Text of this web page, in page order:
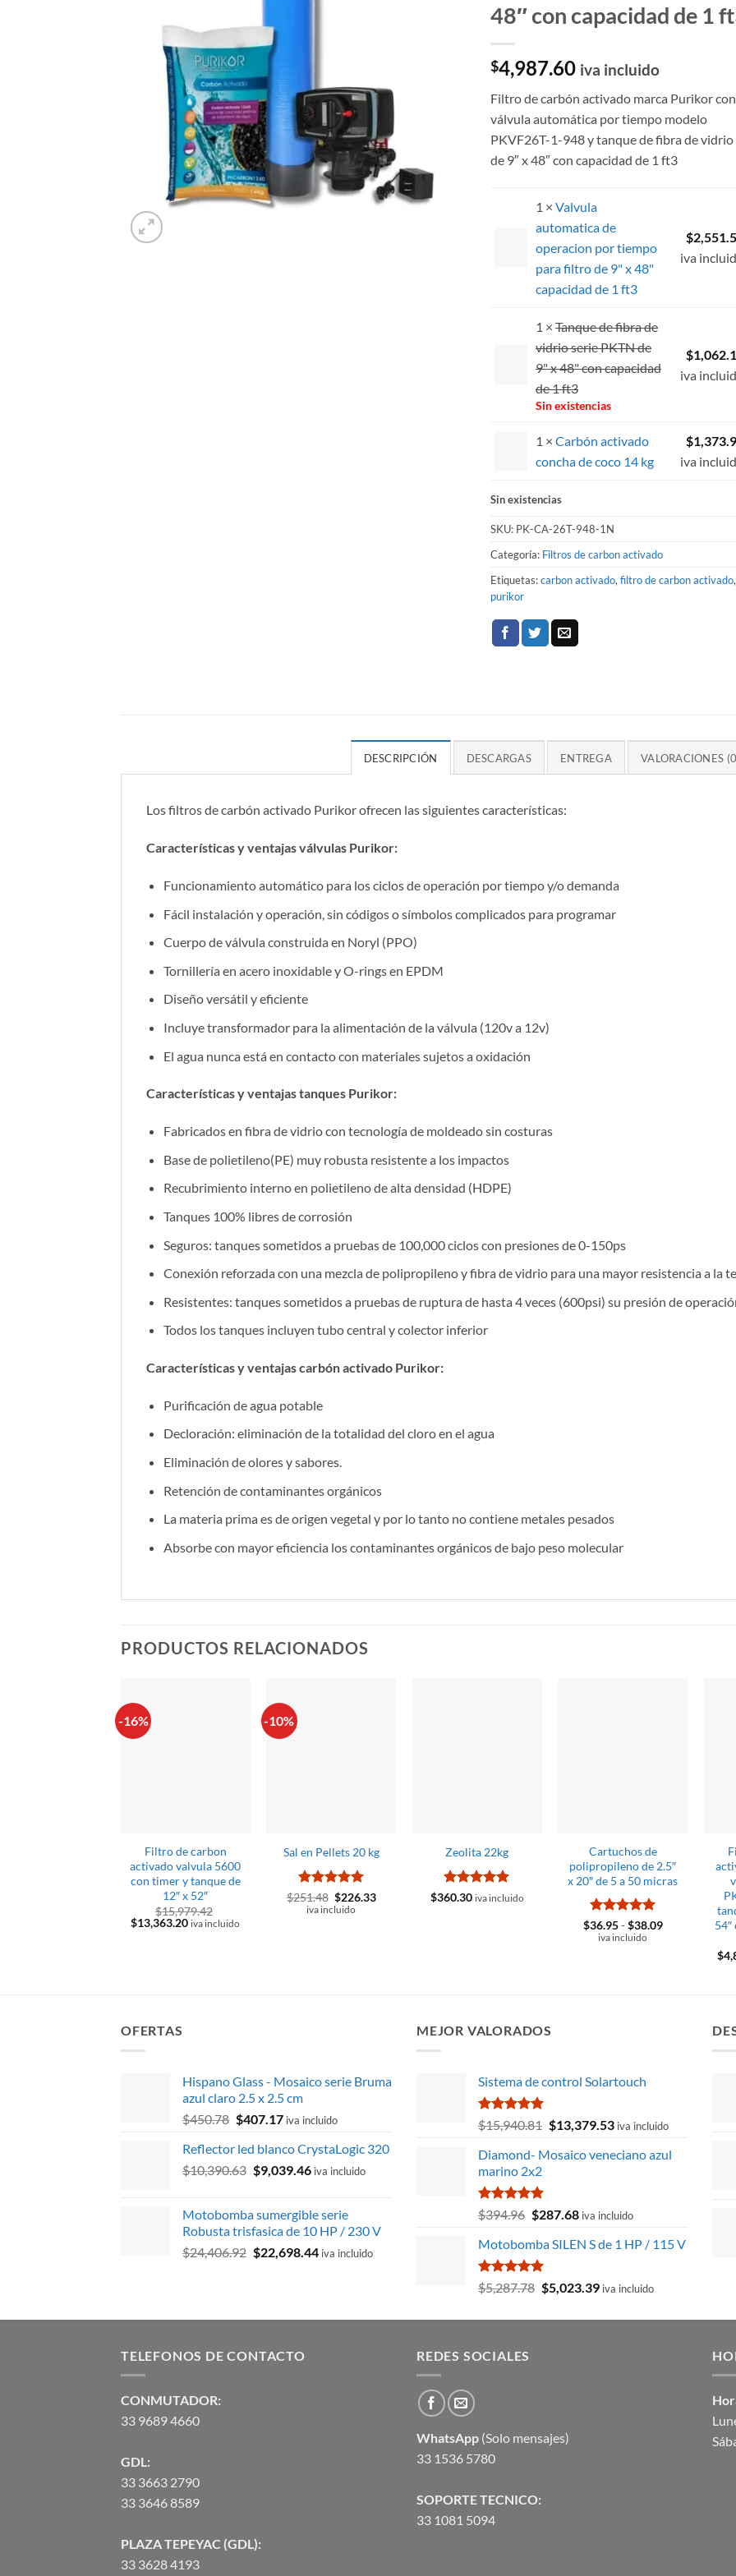
48″ con capacidad de 1
$4,987.60 iva incluido
Filtro de carbón activado marca Purikor con
válvula automática por tiempo modelo
PKVF26T-1-948 y tanque de fibra de vidrio
de 9″ x 48″ con capacidad de 1 ft3
1 × Valvula
automatica de
operacion por tiempo
para filtro de 9" x 48"
capacidad de 1 ft3
$
iva
1 × Tanque de fibra de
vidrio serie PKTN de
9" x 48" con capacidad
de 1 ft3
Sin existencias
$
iva
1 × Carbón activado
concha de coco 14 kg
$
iva
Sin existencias
SKU: PK-CA-26T-948-1N
Categoría: Filtros de carbon activado
Etiquetas:carbon activado,filtro de carbon activado,
purikor
DESCRIPCIÓN DESCARGAS ENTREGA VALORACIONES
Los filtros de carbón activado Purikor ofrecen las siguientes características:
Características y ventajas válvulas Purikor:
Funcionamiento automático para los ciclos de operación por tiempo y/o demanda
Fácil instalación y operación, sin códigos o símbolos complicados para programar
Cuerpo de válvula construida en Noryl (PPO)
Tornillería en acero inoxidable y O-rings en EPDM
Diseño versátil y eficiente
Incluye transformador para la alimentación de la válvula (120v a 12v)
El agua nunca está en contacto con materiales sujetos a oxidación
Características y ventajas tanques Purikor:
Fabricados en fibra de vidrio con tecnología de moldeado sin costuras
Base de polietileno(PE) muy robusta resistente a los impactos
Recubrimiento interno en polietileno de alta densidad (HDPE)
Tanques 100% libres de corrosión
Seguros: tanques sometidos a pruebas de 100,000 ciclos con presiones de 0-150ps
Conexión reforzada con una mezcla de polipropileno y fibra de vidrio para una mayor resistencia a la
Resistentes: tanques sometidos a pruebas de ruptura de hasta 4 veces (600psi) su presión de
Todos los tanques incluyen tubo central y colector inferior
Características y ventajas carbón activado Purikor:
Purificación de agua potable
Decloración: eliminación de la totalidad del cloro en el agua
Eliminación de olores y sabores.
Retención de contaminantes orgánicos
La materia prima es de origen vegetal y por lo tanto no contiene metales pesados
Absorbe con mayor eficiencia los contaminantes orgánicos de bajo peso molecular
PRODUCTOS RELACIONADOS
-16%
Filtro de carbon
activado valvula 5600
con timer y tanque de
12″ x 52″
$15,979.42
El
precio
$13,363.20Eliva incluido
-10%
Sal en Pellets 20 kg
Valorado
con5de 5
$251.48 El
precio
$226.33El
iva incluido
Zeolita 22kg
Valorado
$360.30 iva incluido
Cartuchos de
polipropileno de 2.5″
x 20″ de 5 a 50 micras
Valorado
con5de 5
$36.95-$38.09Rango
iva incluido
$
OFERTAS
Hispano Glass - Mosaico serie Bruma
azul claro 2.5 x 2.5 cm
$450.78 El
original
era:
$407.17El
actual
es:
iva incluido
Reflector led blanco CrystaLogic 320
$10,390.63 El
era:
$10,390.63.
$9,039.46El
es:
$9,039.46.
iva incluido
Motobomba sumergible serie
Robusta trisfasica de 10 HP / 230 V
$24,406.92 El
$24,406.92.
$22,698.44El
$22,698.44.
iva incluido
MEJOR VALORADOS
Sistema de control Solartouch
Valorado
con
de 5
$15,940.81 El
original
$13,379.53El
actual
iva incluido
Diamond- Mosaico veneciano azul
marino 2x2
Valorado
con
de 5
$394.96 El
original
era:
$394.96.
$287.68El
actual
$287.68.
iva incluido
Motobomba SILEN S de 1 HP / 115 V
Valorado
con
$5,287.78 El
original
$5,023.39El
actual
iva incluido
TELEFONOS DE CONTACTO
CONMUTADOR:
33 9689 4660
GDL:
33 3663 2790
33 3646 8589
PLAZA TEPEYAC (GDL):
33 3628 4193
REDES SOCIALES
WhatsApp (Solo mensajes)
33 1536 5780
SOPORTE TECNICO:
33 1081 5094